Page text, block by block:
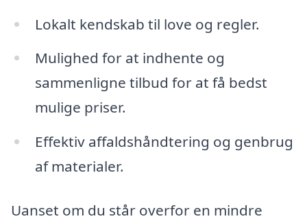
Lokalt kendskab til love og regler.
Mulighed for at indhente og
sammenligne tilbud for at få bedst
mulige priser.
Effektiv affaldshåndtering og genbrug
af materialer.
Uanset om du står overfor en mindre